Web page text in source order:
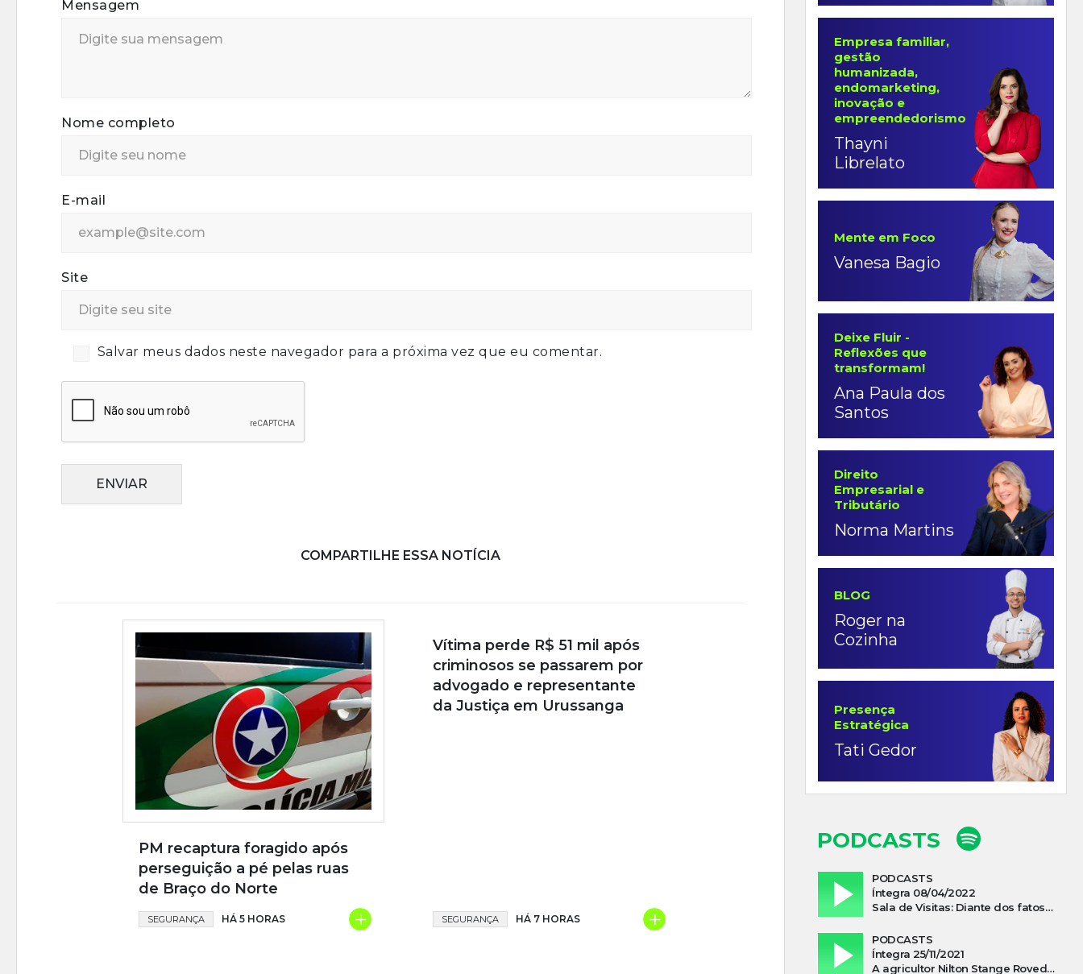
Mensagem
Nome completo
E-mail
Site
Salvar meus dados neste navegador para a próxima vez que eu comentar.
ENVIAR
COMPARTILHE ESSA NOTÍCIA
PM recaptura foragido após
perseguição a pé pelas ruas
de Braço do Norte
SEGURANÇA HÁ 5 HORAS +
Vítima perde R$ 51 mil após
criminosos se passarem por
advogado e representante
da Justiça em Urussanga
SEGURANÇA HÁ 7 HORAS +
Empresa familiar,
gestão
humanizada,
endomarketing,
inovação e
empreendedorismo
Thayni
Librelato
Mente em Foco
Vanesa Bagio
Deixe Fluir -
Reflexões que
transformam!
Ana Paula dos
Santos
Direito
Empresarial e
Tributário
Norma Martins
BLOG
Roger na
Cozinha
Presença
Estratégica
Tati Gedor
PODCASTS
PODCASTS
Íntegra 08/04/2022
Sala de Visitas: Diante dos fatos que influenciam a economia o que podemos esperar de 2022
PODCASTS
Íntegra 25/11/2021
A agricultor Nilton Stange Roveda, afirma ter recebido ajuda espiritual durante acidente